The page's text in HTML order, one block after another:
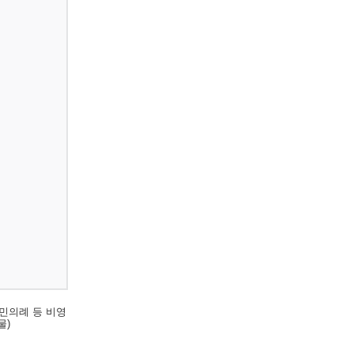
의례 등 비영
)